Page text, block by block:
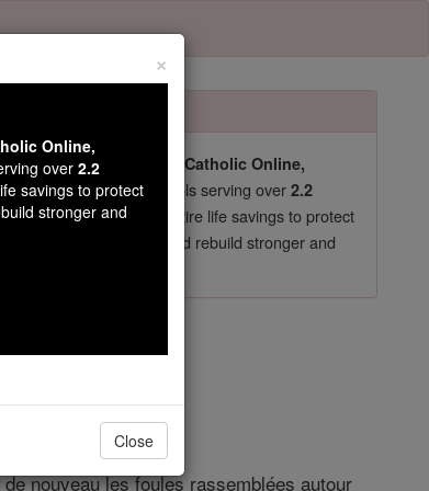
They shut down our Catholic Online,
essential faith tools serving over2.2
70's, just gave their entire life savings to protect
, we could rebuild stronger and
nouveau les foules rassemblées autour
×
Online,
over2.2
savings to protect
stronger and
Close